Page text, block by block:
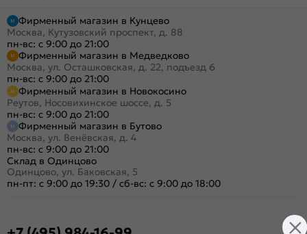
Фирменный магазин в Кунцево
Москва, Кутузовский проспект, д. 88
пн-вс: с 9:00 до 21:00
Фирменный магазин в Медведково
Москва, ул. Осташковская, д. 22, подъезд 6
пн-вс: с 9:00 до 21:00
Фирменный магазин в Новокосино
Реутов, Носовихинское шоссе, д. 5
пн-вс: с 9:00 до 21:00
Фирменный магазин в Бутово
Москва, ул. Венёвская, д. 4
пн-вс: с 9:00 до 21:00
Склад в Одинцово
Одинцово, ул. Баковская, 5
пн-пт: с 9:00 до 19:30 / сб-вс: с 9:00 до 18:00